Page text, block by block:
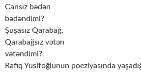
Cansız bədən
bədəndimi?
Şuşasız Qarabağ,
Qarabağsız vətən
vətəndimi?
Rafiq Yusifoğlunun poeziyasında